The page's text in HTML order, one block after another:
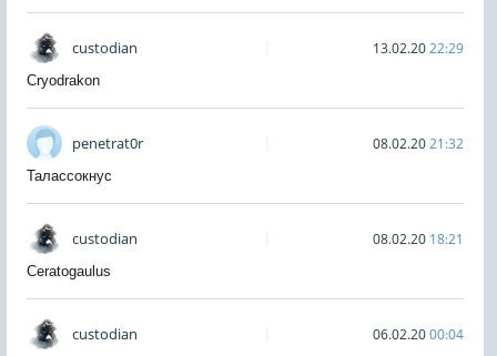
custodian 13.02.2022:29
Cryodrakon
penetrat0r 08.02.2021:32
Талассокнус
custodian 08.02.20 18:21
Ceratogaulus
custodian 06.02.2000:04